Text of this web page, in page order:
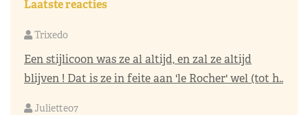
Laatste reacties
Trixedo
Een stijlicoon was ze al altijd, en zal ze altijd
blijven ! Dat is ze in feite aan 'le Rocher' wel (tot h..
Juliette07